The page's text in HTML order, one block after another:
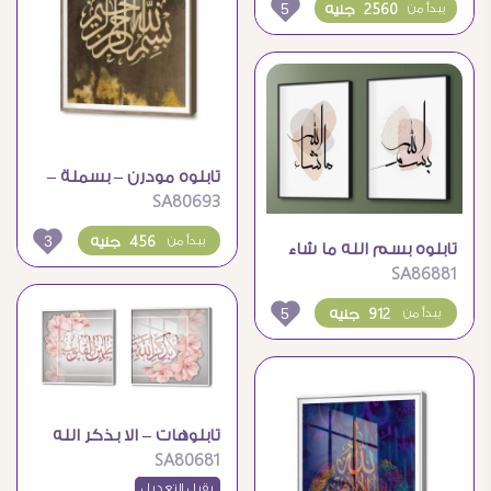
2560 جنيه يبدأ من 5
تابلوه بسم الله ما شاء
الله
SA86881
912 جنيه يبدأ من 5
تابلوه مودرن – بسملة –
بنى و ذهبى
SA80693
456 جنيه يبدأ من 3
تابلوهات – الا بذكر الله
تطمئن القلوب
SA80681